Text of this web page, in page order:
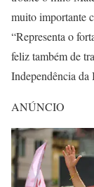
muito importante
“Representa o
feliz também de
Independência da
ANÚNCIO